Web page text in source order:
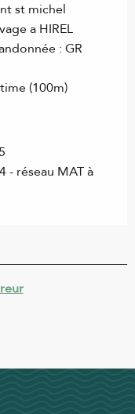
st michel
a HIREL
: GR
(100m)
- réseau MAT à